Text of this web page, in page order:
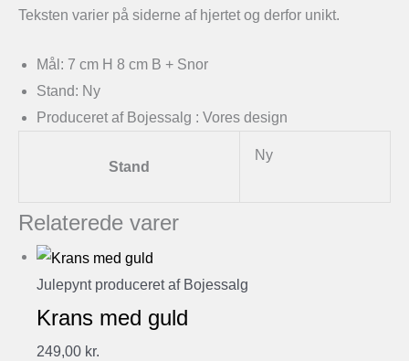
Teksten varier på siderne af hjertet og derfor unikt.
Mål: 7 cm H 8 cm B + Snor
Stand: Ny
Produceret af Bojessalg : Vores design
Stand
Ny
Relaterede varer
Julepynt produceret af Bojessalg
Krans med guld
249,00 kr.